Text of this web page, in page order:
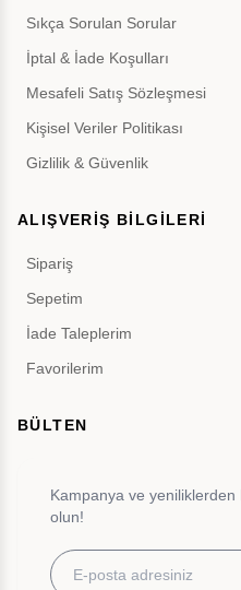
Sıkça Sorulan Sorular
İptal & İade Koşulları
Mesafeli Satış Sözleşmesi
Kişisel Veriler Politikası
Gizlilik & Güvenlik
ALIŞVERİŞ BİLGİLERİ
Sipariş
Sepetim
İade Taleplerim
Favorilerim
BÜLTEN
Kampanya ve
olun!